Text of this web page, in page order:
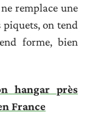
remplace une
on tend
forme, bien
hangar près
France